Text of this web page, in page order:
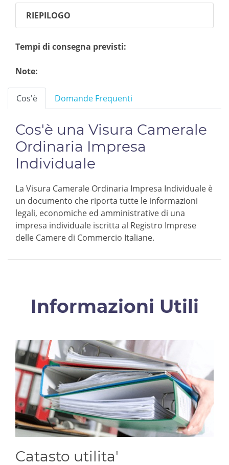
RIEPILOGO
Tempi di consegna previsti:
Note:
Cos'è Domande Frequenti
Cos'è una Visura Camerale
Ordinaria Impresa
Individuale
La Visura Camerale Ordinaria Impresa Individuale è
un documento che riporta tutte le informazioni
legali, economiche ed amministrative di una
impresa individuale iscritta al Registro Imprese
delle Camere di Commercio Italiane.
Informazioni Utili
Catasto utilita'